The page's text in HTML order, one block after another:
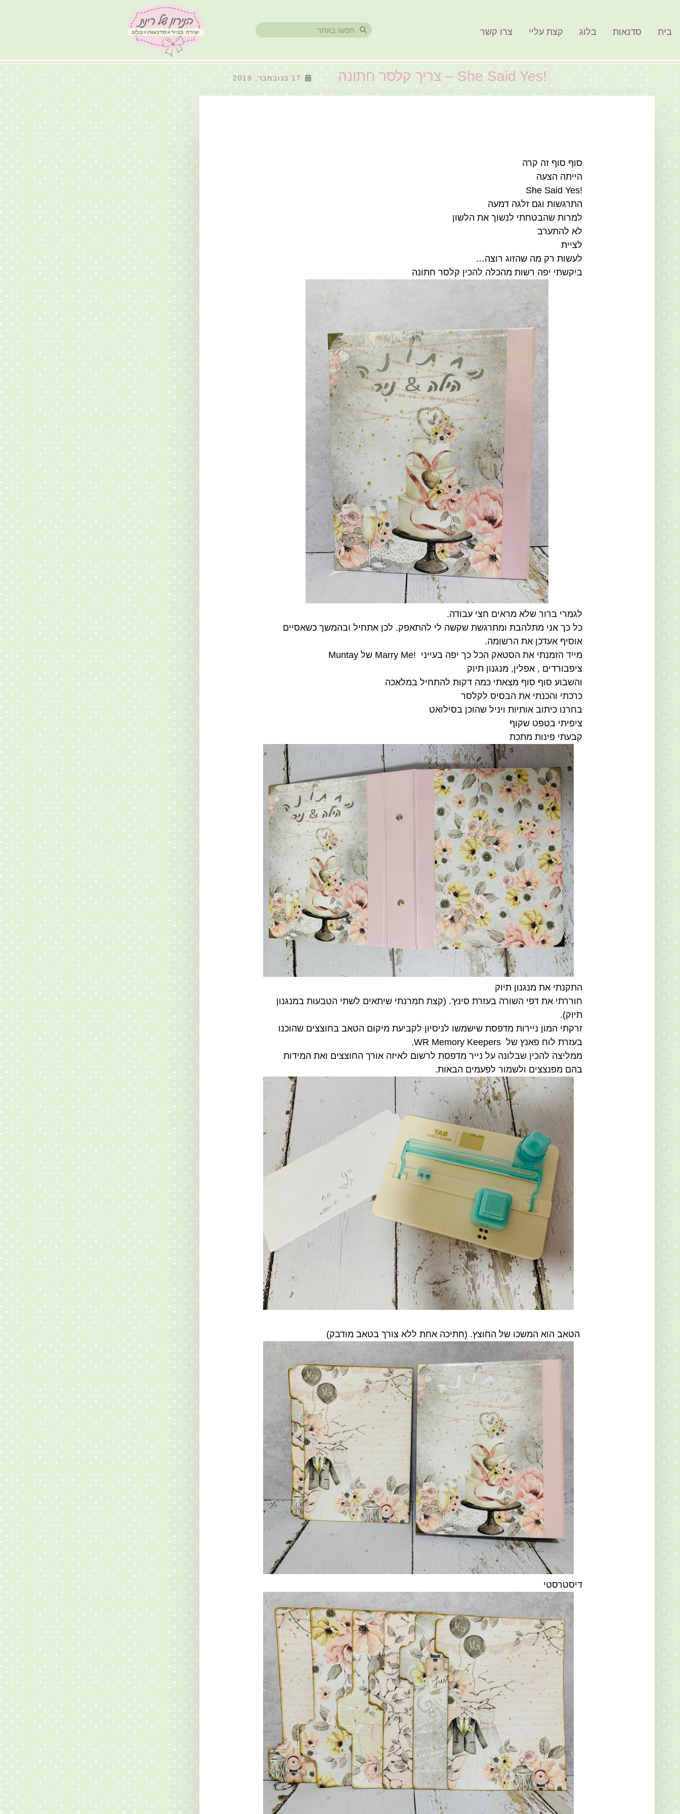
בית סדנאות בלוג קצת עליי צרו קשר
!She Said Yes – צריך קלסר חתונה 17 בנובמבר, 2019
סוף סוף זה קרה
הייתה הצעה
She Said Yes!
התרגשות וגם זלגה דמעה
למרות שהבטחתי לנשוך את הלשון
לא להתערב
לציית
לעשות רק מה שהזוג רוצה…
ביקשתי יפה רשות מהכלה להכין קלסר חתונה
לגמרי ברור שלא מראים חצי עבודה.
כל כך אני מתלהבת ומתרגשת שקשה לי להתאפק. לכן אתחיל ובהמשך כשאסיים
אוסיף אעדכן את הרשומה.
מייד הזמנתי את הסטאק הכל כך יפה בעייני Marry Me! של Muntay
ציפבורדים , אפלין, מנגנון תיוק
והשבוע סוף סוף מצאתי כמה דקות להתחיל במלאכה
כרכתי והכנתי את הבסיס לקלסר
בחרנו כיתוב אותיות ויניל שהוכן בסילואט
ציפיתי בטפט שקוף
קבעתי פינות מתכת
התקנתי את מנגנון תיוק
חוררתי את דפי השורה בעזרת סינץ'. (קצת תמרנתי שיתאים לשתי הטבעות במנגנון
תיוק).
זרקתי המון ניירות מדפסת שישמשו לניסיון לקביעת מיקום הטאב בחוצצים שהוכנו
בעזרת לוח פאנץ של WR Memory Keepers
.
ממליצה להכין שבלונה על נייר מדפסת לרשום לאיזה אורך החוצצים ואת המידות
בהם מפנצצים ולשמור לפעמים הבאות.
הטאב הוא המשכו של החוצץ. (חתיכה אחת ללא צורך בטאב מודבק)
דיסטרסטי